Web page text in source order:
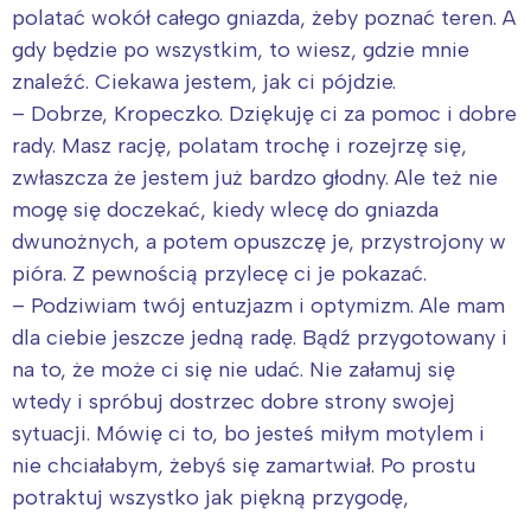
polatać wokół całego gniazda, żeby poznać teren. A
gdy będzie po wszystkim, to wiesz, gdzie mnie
znaleźć. Ciekawa jestem, jak ci pójdzie.
– Dobrze, Kropeczko. Dziękuję ci za pomoc i dobre
rady. Masz rację, polatam trochę i rozejrzę się,
zwłaszcza że jestem już bardzo głodny. Ale też nie
mogę się doczekać, kiedy wlecę do gniazda
dwunożnych, a potem opuszczę je, przystrojony w
pióra. Z pewnością przylecę ci je pokazać.
– Podziwiam twój entuzjazm i optymizm. Ale mam
dla ciebie jeszcze jedną radę. Bądź przygotowany i
na to, że może ci się nie udać. Nie załamuj się
wtedy i spróbuj dostrzec dobre strony swojej
sytuacji. Mówię ci to, bo jesteś miłym motylem i
nie chciałabym, żebyś się zamartwiał. Po prostu
potraktuj wszystko jak piękną przygodę,